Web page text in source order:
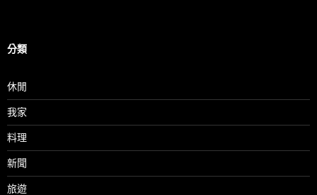
分類
休閒
我家
料理
新聞
旅遊